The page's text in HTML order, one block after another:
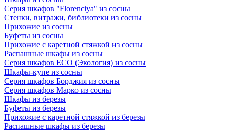
Серия шкафов "Florenciya" из сосны
Стенки, витражи, библиотеки из сосны
Прихожие из сосны
Буфеты из сосны
Прихожие с каретной стяжкой из сосны
Распашные шкафы из сосны
Серия шкафов ECO (Экология) из сосны
Шкафы-купе из сосны
Серия шкафов Борджия из сосны
Серия шкафов Марко из сосны
Шкафы из березы
Буфеты из березы
Прихожие с каретной стяжкой из березы
Распашные шкафы из березы